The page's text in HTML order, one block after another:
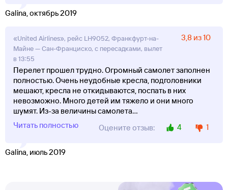
Galina, октябрь 2019
«United Airlines», рейс LH9052, Франкфурт-на-
Майне — Сан-Франциско, с пересадками, вылет
в 13:55
3,8 из 10
Перелет прошел трудно. Огромный самолет заполнен
полностью. Очень неудобные кресла, подголовники
мешают, кресла не откидываются, поспать в них
невозможно. Много детей им тяжело и они много
шумят. Из-за величины самолета...
Читать полностью
Оцените отзыв: 4 1
Galina, июль 2019